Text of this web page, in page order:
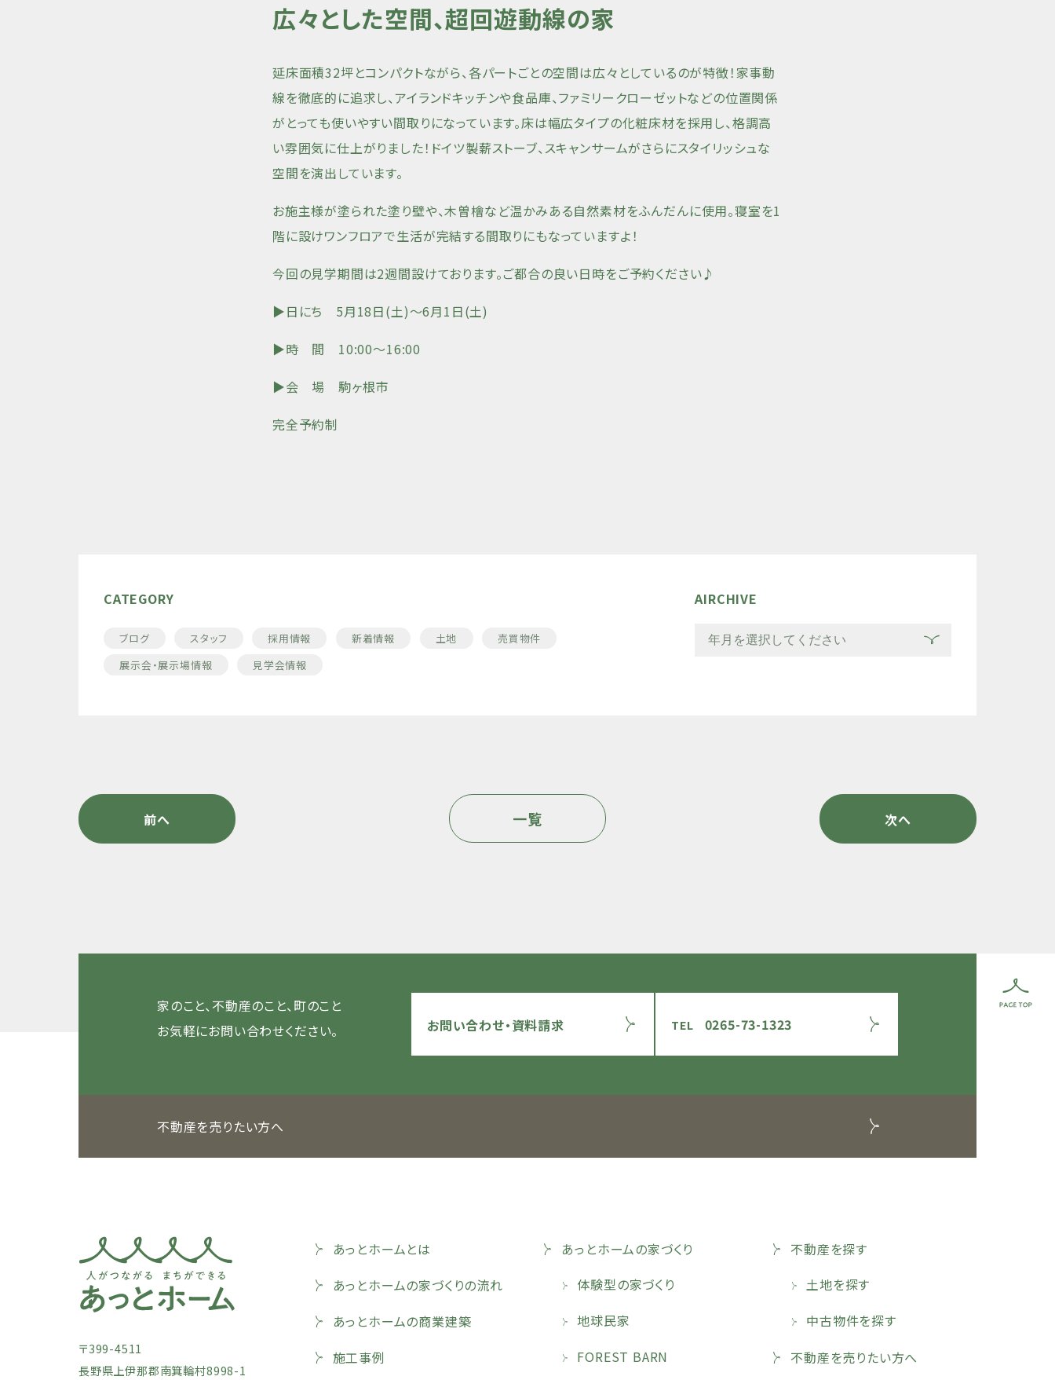
広々とした空間、超回遊動線の家
延床面積32坪とコンパクトながら、各パートごとの空間は広々としているのが特徴！家事動
線を徹底的に追求し、アイランドキッチンや食品庫、ファミリークローゼットなどの位置関係
がとっても使いやすい間取りになっています。床は幅広タイプの化粧床材を採用し、格調高
い雰囲気に仕上がりました！ドイツ製薪ストーブ、スキャンサームがさらにスタイリッシュな
空間を演出しています。
お施主様が塗られた塗り壁や、木曽檜など温かみある自然素材をふんだんに使用。寝室を1
階に設けワンフロアで生活が完結する間取りにもなっていますよ！
今回の見学期間は2週間設けております。ご都合の良い日時をご予約ください♪
▶︎日にち 5月18日(土)〜6月1日(土)
▶︎時 間 10:00〜16:00
▶︎会 場 駒ヶ根市
完全予約制
CATEGORY
ブログ スタッフ 採用情報 新着情報 土地
売買物件
展示会・展示場情報
見学会情報
AIRCHIVE
一覧
前へ 次へ
家のこと、不動産のこと、町のこと
お気軽にお問い合わせください。
お問い合わせ・資料請求 0265-73-1323
不動産を売りたい方へ
あっとホームとは
あっとホームの家づくりの流れ
あっとホームの商業建築
施工事例
あっとホームの家づくり
体験型の家づくり
地球民家
FOREST BARN
不動産を探す
土地を探す
中古物件を探す
不動産を売りたい方へ
〒399-4511
長野県上伊那郡南箕輪村8998-1